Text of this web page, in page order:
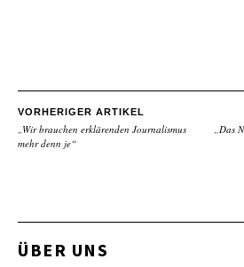
VORHERIGER ARTIKEL
„Wir brauchen erklärenden Journalismus
mehr denn je“
„Das
ÜBER UNS